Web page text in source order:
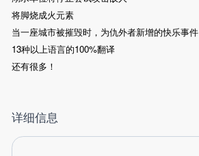
将脚烧成火元素
当一座城市被摧毁时，为仇外者新增的快乐事件
13种以上语言的100%翻译
还有很多！
详细信息